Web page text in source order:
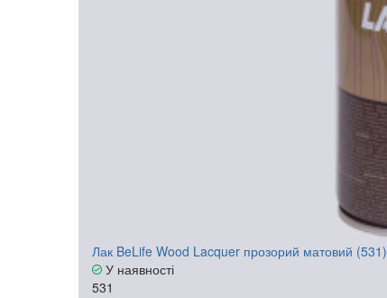
Лак BeLife Wood Lacquer прозорий матовий (531)
У наявності
531